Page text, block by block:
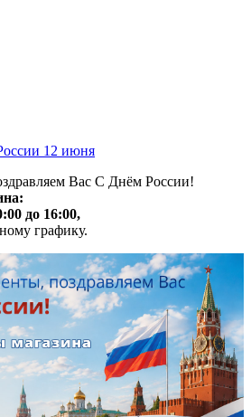
12 июня
Вас С Днём России!
до 16:00,
графику.